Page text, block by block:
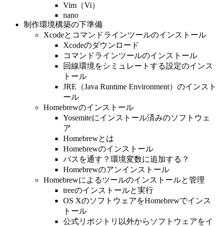
Vim（Vi）
nano
制作環境構築の下準備
Xcodeとコマンドラインツールのインストール
Xcodeのダウンロード
コマンドラインツールのインストール
回線環境をシミュレートする設定のインス
トール
JRE（Java Runtime Environment）のインスト
ール
Homebrewのインストール
Yosemiteにインストール済みのソフトウェ
ア
Homebrewとは
Homebrewのインストール
パスを通す？環境変数に追加する？
Homebrewのアンインストール
Homebrewによるツールのインストールと管理
treeのインストールと実行
OS XのソフトウェアをHomebrewでインス
トール
公式リポジトリ以外からソフトウェアをイ